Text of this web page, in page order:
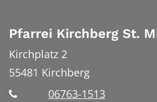
Pfarrei Kirchberg St.
Kirchplatz 2
55481 Kirchberg
06763-1513